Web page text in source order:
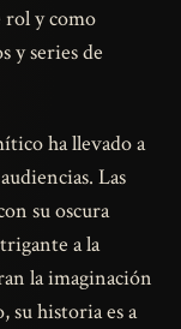
rol y como
y series de
ha llevado a
Las
su oscura
a la
la imaginación
su historia es a